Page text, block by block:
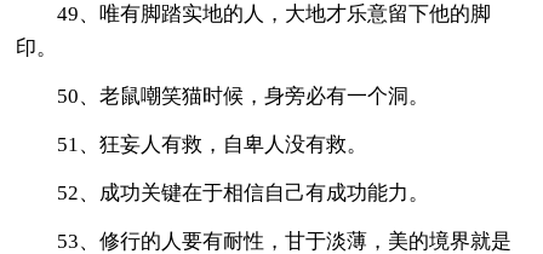
49、唯有脚踏实地的人，大地才乐意留下他的脚
印。
50、老鼠嘲笑猫时候，身旁必有一个洞。
51、狂妄人有救，自卑人没有救。
52、成功关键在于相信自己有成功能力。
53、修行的人要有耐性，甘于淡薄，美的境界就是